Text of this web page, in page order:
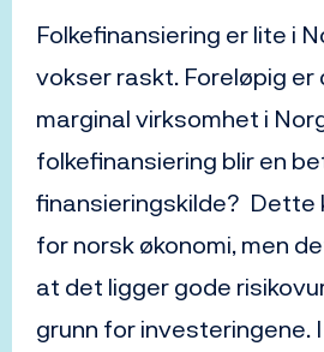
Folkefinansiering er lite i
vokser raskt. Foreløpig
marginal virksomhet i
folkefinansiering blir en
finansieringskilde? Dette
for norsk økonomi, men
at det ligger gode
grunn for investeringene.